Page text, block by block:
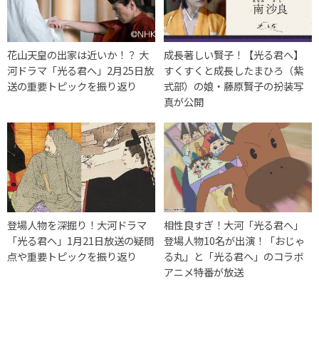
花山天皇の出家は近いか！？ 大
河ドラマ「光る君へ」2月25日放
送の重要トピックを振り返り
成長著しい賢子！【光る君へ】
すくすくと成長したまひろ（紫
式部）の娘・藤原賢子の扮装写
真が公開
登場人物を深掘り！大河ドラマ
「光る君へ」1月21日放送の疑問
点や重要トピックを振り返り
相性良すぎ！大河「光る君へ」
登場人物10名が出演！「おじゃ
る丸」と「光る君へ」のコラボ
アニメ特番が放送